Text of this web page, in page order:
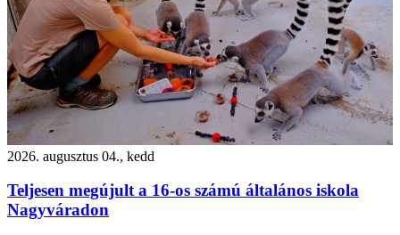
2026. augusztus 04., kedd
Teljesen megújult a 16-os számú általános iskola
Nagyváradon